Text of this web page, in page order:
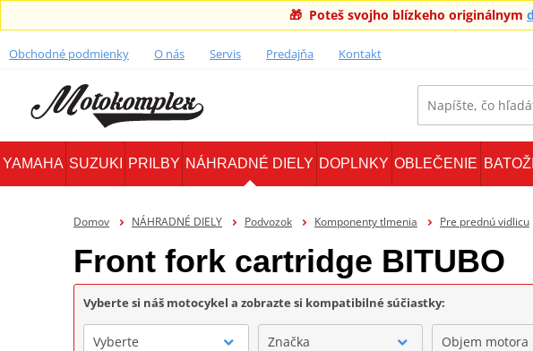
🎁 Poteš svojho blízkeho originálnym
Obchodné podmienky O nás Servis Predajňa Kontakt
YAMAHA SUZUKI PRILBY NÁHRADNÉ DIELY DOPLNKY OBLEČENIE
Domov NÁHRADNÉ DIELY Podvozok Komponenty tlmenia Pre prednú vidlicu
Front fork cartridge BITUBO
Vyberte si náš motocykel a zobrazte si kompatibilné súčiastky:
Vyberte Značka Objem motora